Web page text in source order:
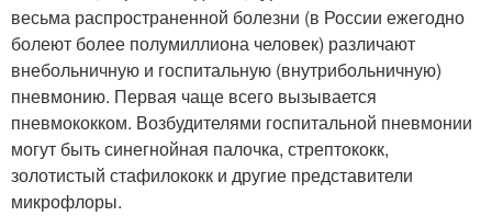
весьма распространенной болезни (в России ежегодно
болеют более полумиллиона человек) различают
внебольничную и госпитальную (внутрибольничную)
пневмонию. Первая чаще всего вызывается
пневмококком. Возбудителями госпитальной пневмонии
могут быть синегнойная палочка, стрептококк,
золотистый стафилококк и другие представители
микрофлоры.